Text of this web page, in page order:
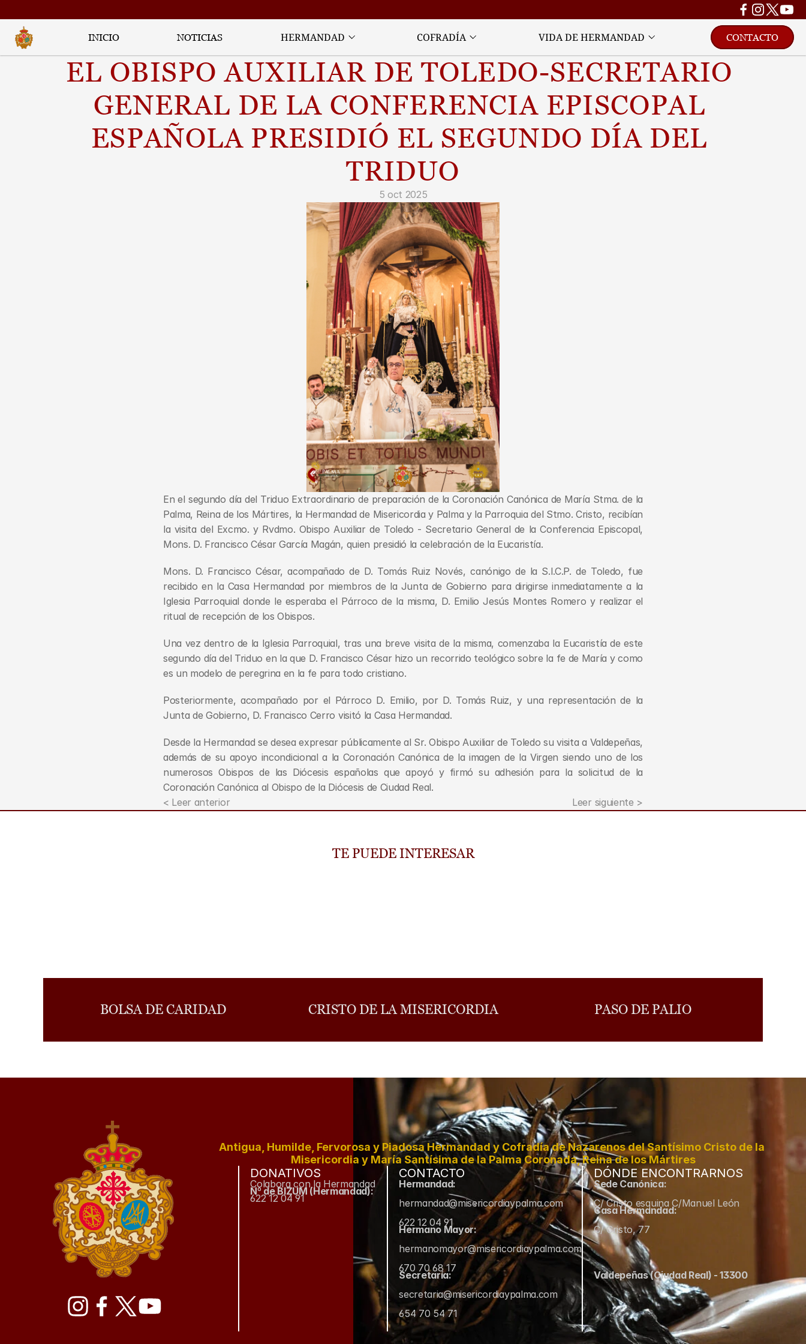
INICIO NOTICIAS HERMANDAD COFRADÍA VIDA DE HERMANDAD CONTACTO
EL OBISPO AUXILIAR DE TOLEDO-SECRETARIO
GENERAL DE LA CONFERENCIA EPISCOPAL
ESPAÑOLA PRESIDIÓ EL SEGUNDO DÍA DEL
TRIDUO
5 oct 2025
En el segundo día del Triduo Extraordinario de preparación de la Coronación Canónica de María Stma. de la
Palma, Reina de los Mártires, la Hermandad de Misericordia y Palma y la Parroquia del Stmo. Cristo, recibían
la visita del Excmo. y Rvdmo. Obispo Auxiliar de Toledo - Secretario General de la Conferencia Episcopal,
Mons. D. Francisco César García Magán, quien presidió la celebración de la Eucaristía.
Mons. D. Francisco César, acompañado de D. Tomás Ruiz Novés, canónigo de la S.I.C.P. de Toledo, fue
recibido en la Casa Hermandad por miembros de la Junta de Gobierno para dirigirse inmediatamente a la
Iglesia Parroquial donde le esperaba el Párroco de la misma, D. Emilio Jesús Montes Romero y realizar el
ritual de recepción de los Obispos.
Una vez dentro de la Iglesia Parroquial, tras una breve visita de la misma, comenzaba la Eucaristía de este
segundo día del Triduo en la que D. Francisco César hizo un recorrido teológico sobre la fe de María y como
es un modelo de peregrina en la fe para todo cristiano.
Posteriormente, acompañado por el Párroco D. Emilio, por D. Tomás Ruiz, y una representación de la
Junta de Gobierno, D. Francisco Cerro visitó la Casa Hermandad.
Desde la Hermandad se desea expresar públicamente al Sr. Obispo Auxiliar de Toledo su visita a Valdepeñas,
además de su apoyo incondicional a la Coronación Canónica de la imagen de la Virgen siendo uno de los
numerosos Obispos de las Diócesis españolas que apoyó y firmó su adhesión para la solicitud de la
Coronación Canónica al Obispo de la Diócesis de Ciudad Real.
< Leer anterior
Leer siguiente >
TE PUEDE INTERESAR
BOLSA DE CARIDAD CRISTO DE LA MISERICORDIA PASO DE PALIO
Antigua, Humilde, Fervorosa y Piadosa Hermandad y Cofradía de Nazarenos del Santísimo Cristo de la
Misericordia y María Santísima de la Palma Coronada, Reina de los Mártires
DONATIVOS
Colabora con la Hermandad
Nº de BIZUM (Hermandad):
622 12 04 91
CONTACTO
Hermandad:
hermandad@misericordiaypalma.com
622 12 04 91
Hermano Mayor:
hermanomayor@misericordiaypalma.com
670 70 68 17
Secretaría:
secretaria@misericordiaypalma.com
654 70 54 71
DÓNDE ENCONTRARNOS
Sede Canónica:
C/ Cristo esquina C/Manuel León
Casa Hermandad:
C/ Cristo, 77
Valdepeñas (Ciudad Real) - 13300